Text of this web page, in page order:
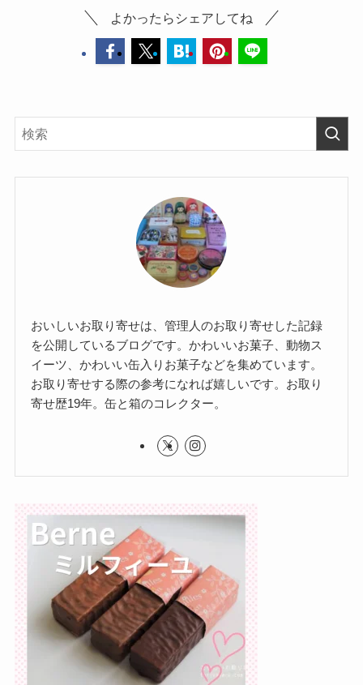
よかったらシェアしてね
おいしいお取り寄せは、管理人のお取り寄せした記録
を公開しているブログです。かわいいお菓子、動物ス
イーツ、かわいい缶入りお菓子などを集めています。
お取り寄せする際の参考になれば嬉しいです。お取り
寄せ歴19年。缶と箱のコレクター。